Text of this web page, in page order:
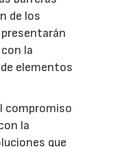
de los
presentarán
la
elementos
compromiso
la
que